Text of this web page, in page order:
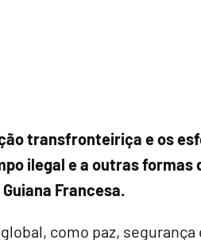
transfronteiriça e os
ilegal e a outras formas
Francesa.
como paz, segurança